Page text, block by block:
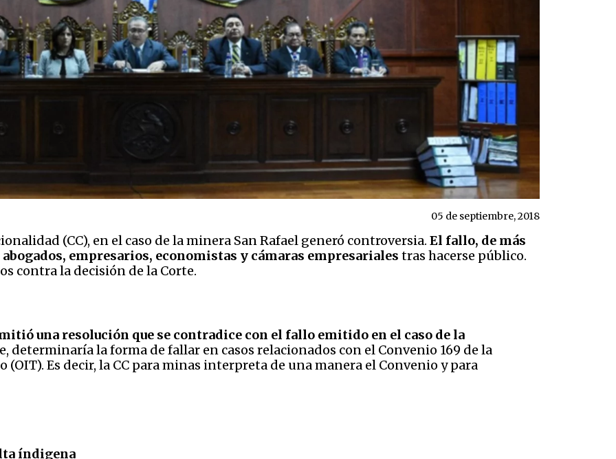
05 de septiembre, 2018
(CC), en el caso de la minera San Rafael generó controversia. El fallo, de más
empresarios, economistas y cámaras empresariales tras hacerse público.
contra la decisión de la Corte.
una resolución que se contradice con el fallo emitido en el caso de la
determinaría la forma de fallar en casos relacionados con el Convenio 169 de la
Es decir, la CC para minas interpreta de una manera el Convenio y para
índigena